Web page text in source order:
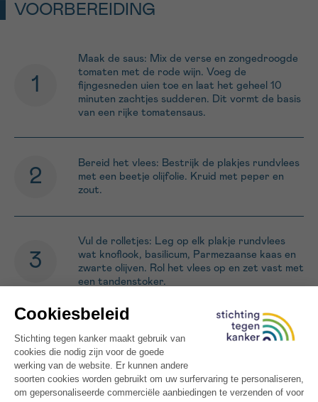
VOORBEREIDING
Maak de saus: Mix de verse en zongedroogde
tomaten met de rode wijn. Voeg de
fijngesneden uien toe en laat het geheel 10
minuten zachtjes sudderen. Dit vormt de basis
van een rijke tomatensaus.
Bereid het vlees: Bestrijk de plakjes rundvlees
met een beetje olijfolie. Kruid met peper en
zout.
Vul de rolletjes: Leg op elk plakje rundvlees
wat knoflook, basilicum, Parmezaanse kaas en
zwarte olijven. Rol het vlees op en zet vast met
een tandenstoker.
Bakken en sudderen: Bak de rolletjes kort aan
in een pan met olijfolie. Voeg daarna de
tomatensaus en de resterende olijven toe.
Laat nog 5 minuten sudderen.